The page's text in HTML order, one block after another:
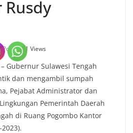
Pos 281 Views
Gubernur Sulawesi Tengah
dan mengambil sumpah
Pejabat Administrator dan
Pemerintah Daerah
di Ruang Pogombo Kantor